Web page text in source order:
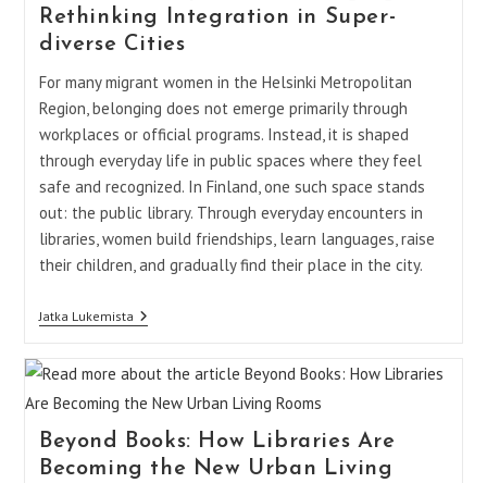
Rethinking Integration in Super-
diverse Cities
For many migrant women in the Helsinki Metropolitan
Region, belonging does not emerge primarily through
workplaces or official programs. Instead, it is shaped
through everyday life in public spaces where they feel
safe and recognized. In Finland, one such space stands
out: the public library. Through everyday encounters in
libraries, women build friendships, learn languages, raise
their children, and gradually find their place in the city.
Jatka LukemistaLibraries
Of
Belonging:
Rethinking
In
Super-
Diverse
Beyond Books: How Libraries Are
Becoming the New Urban Living